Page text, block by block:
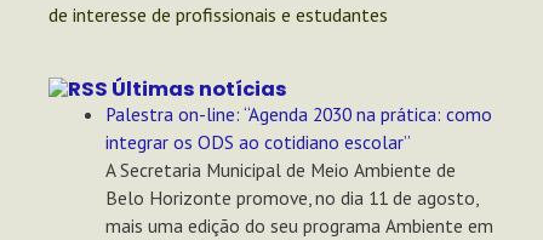
de interesse de profissionais e estudantes
Últimas notícias
Palestra on-line: “Agenda 2030 na prática: como
integrar os ODS ao cotidiano escolar”
A Secretaria Municipal de Meio Ambiente de
Belo Horizonte promove, no dia 11 de agosto,
mais uma edição do seu programa Ambiente em